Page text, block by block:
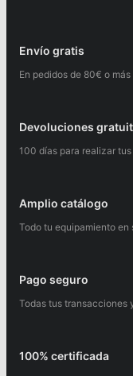
Envío gratis
En pedidos de 80€ o
Devoluciones
100 días para realizar
Amplio catálogo
Todo tu equipamiento
Pago seguro
Todas tus transacciones
100% certificada